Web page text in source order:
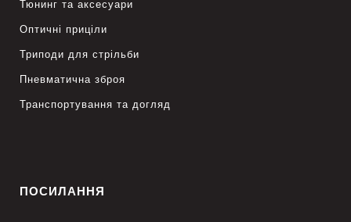
Тюнинг та аксесуари
Оптичні приціли
Триподи для стрільби
Пневматична зброя
Транспортування та догляд
ПОСИЛАННЯ